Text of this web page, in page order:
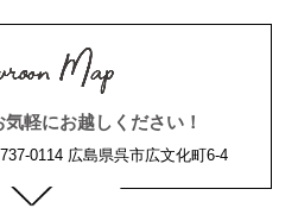
軽にお越しください！
0114 広島県呉市広文化町6-4